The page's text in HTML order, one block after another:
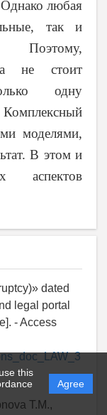
this
Agree
любая
так и
Поэтому,
не стоит
одну
моделями,
В этом и
аспектов
dated
legal portal
- Access
T.M.,